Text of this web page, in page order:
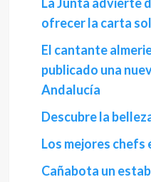
ofrecer la carta
El cantante
publicado una
Andalucía
Descubre la
Los mejores chefs
Cañabota un